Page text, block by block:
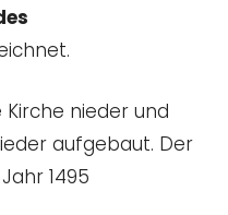
nieder und
aufgebaut. Der
1495